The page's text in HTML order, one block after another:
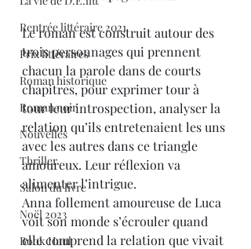
Rentrée littéraire 2021
Prix littéraires
Roman historique
Roman noir
Nouvelles
Thriller
Salon du livre
Noël 2023
Book Haul
Le roman est construit autour des
trois personnages qui prennent
chacun la parole dans de courts
chapitres, pour exprimer tour à
tour leur introspection, analyser la
relation qu’ils entretenaient les uns
avec les autres dans ce triangle
amoureux. Leur réflexion va
alimenter l’intrigue.
Anna follement amoureuse de Luca
voit son monde s’écrouler quand
elle comprend la relation que vivait